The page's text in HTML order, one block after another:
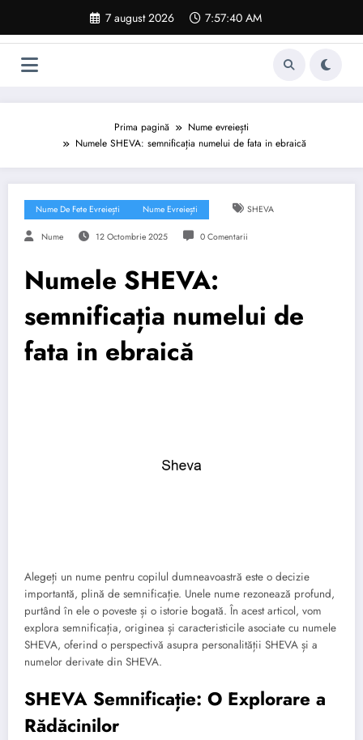
conținut
7 august 2026 7:57:41 AM
Prima pagină
Nume evreiești
Numele SHEVA: semnificația numelui de fata in ebraică
Nume De Fete Evreiești Nume Evreiești SHEVA
Nume 12 Octombrie 2025 0 Comentarii
Numele SHEVA:
semnificația numelui de
fata in ebraică
Alegeți un nume pentru copilul dumneavoastră este o decizie
importantă, plină de semnificație. Unele nume rezonează profund,
purtând în ele o poveste și o istorie bogată. În acest articol, vom
explora semnificația, originea și caracteristicile asociate cu numele
SHEVA, oferind o perspectivă asupra personalității SHEVA și a
numelor derivate din SHEVA.
SHEVA Semnificație: O Explorare a
Rădăcinilor